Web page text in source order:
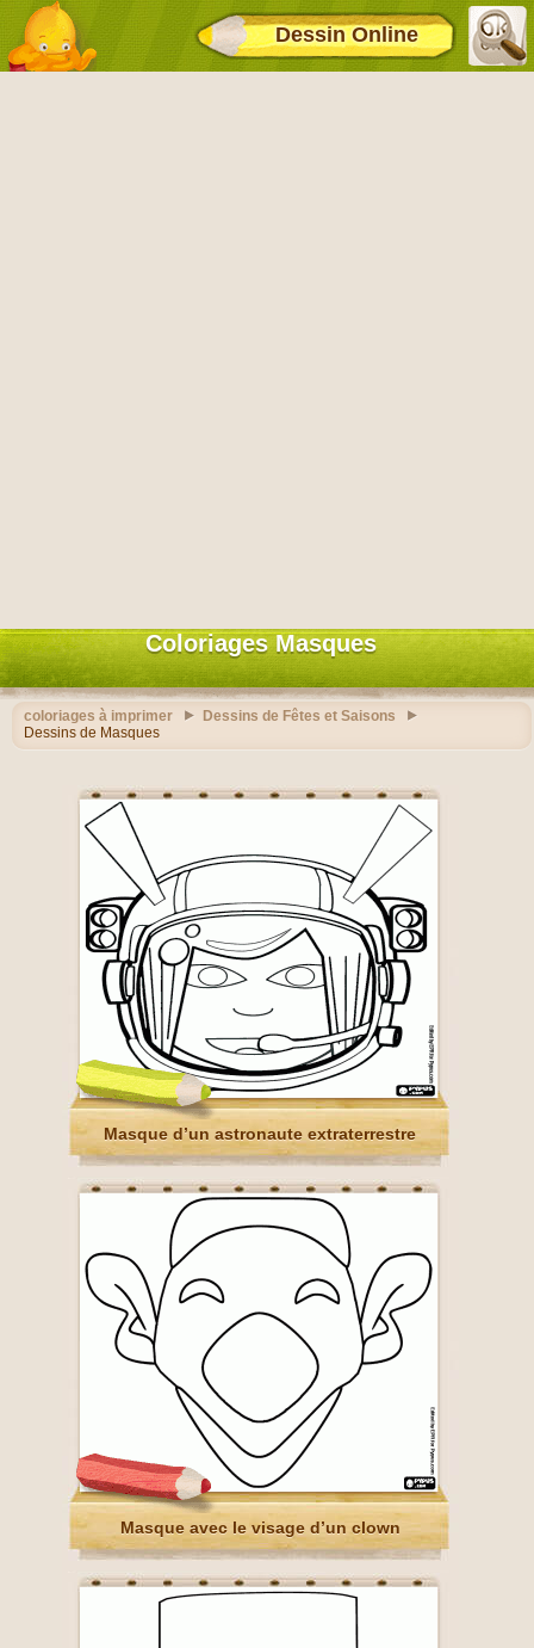
Dessin Online
Coloriages Masques
coloriages à imprimer
Dessins de Fêtes et Saisons
Dessins de Masques
Masque d’un astronaute extraterrestre
Masque avec le visage d’un clown